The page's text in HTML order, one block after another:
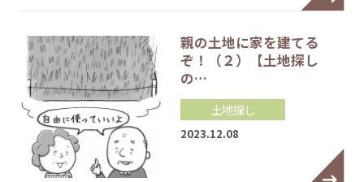
親の土地に家を建てる
ぞ！（２）【土地探し
の…
土地探し
2023.12.08